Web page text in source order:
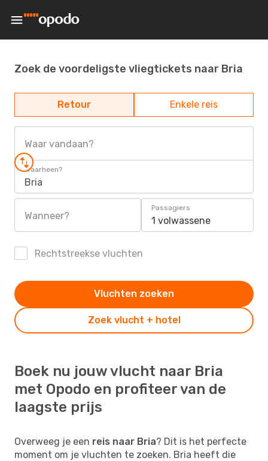
Zoek de voordeligste vliegtickets naar Bria
Retour Enkele reis
Waar vandaan?
Waarheen?
Bria
Wanneer?
Passagiers
1 volwassene
Rechtstreekse vluchten
Zoek vlucht + hotel
Vluchten zoeken
Boek nu jouw vlucht naar Bria
met Opodo en profiteer van de
laagste prijs
Overweeg je een reis naar Bria? Dit is het perfecte
moment om je vluchten te zoeken. Bria heeft die